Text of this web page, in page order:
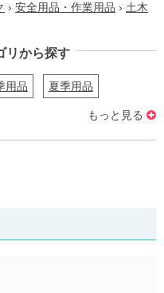
› 安全用品・作業用品 › 土木
リから探す
用品 夏季用品
もっと見る